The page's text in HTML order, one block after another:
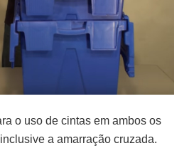
o uso de cintas em ambos os
a amarração cruzada.